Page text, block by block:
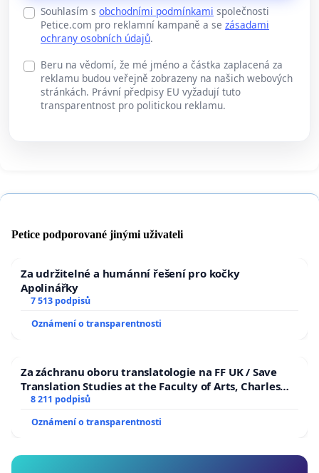
Souhlasím s obchodními podmínkami společnosti
Petice.com pro reklamní kampaně a se zásadami
ochrany osobních údajů.
Beru na vědomí, že mé jméno a částka zaplacená za
reklamu budou veřejně zobrazeny na našich webových
stránkách. Právní předpisy EU vyžadují tuto
transparentnost pro politickou reklamu.
Petice podporované jinými uživateli
Za udržitelné a humánní řešení pro kočky
Apolinářky
7 513 podpisů
Oznámení o transparentnosti
Za záchranu oboru translatologie na FF UK / Save
Translation Studies at the Faculty of Arts, Charles
University
8 211 podpisů
Oznámení o transparentnosti